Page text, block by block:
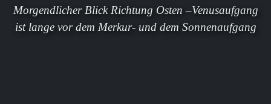
Morgendlicher Blick Richtung Osten –Venusaufgang
ist lange vor dem Merkur- und dem Sonnenaufgang